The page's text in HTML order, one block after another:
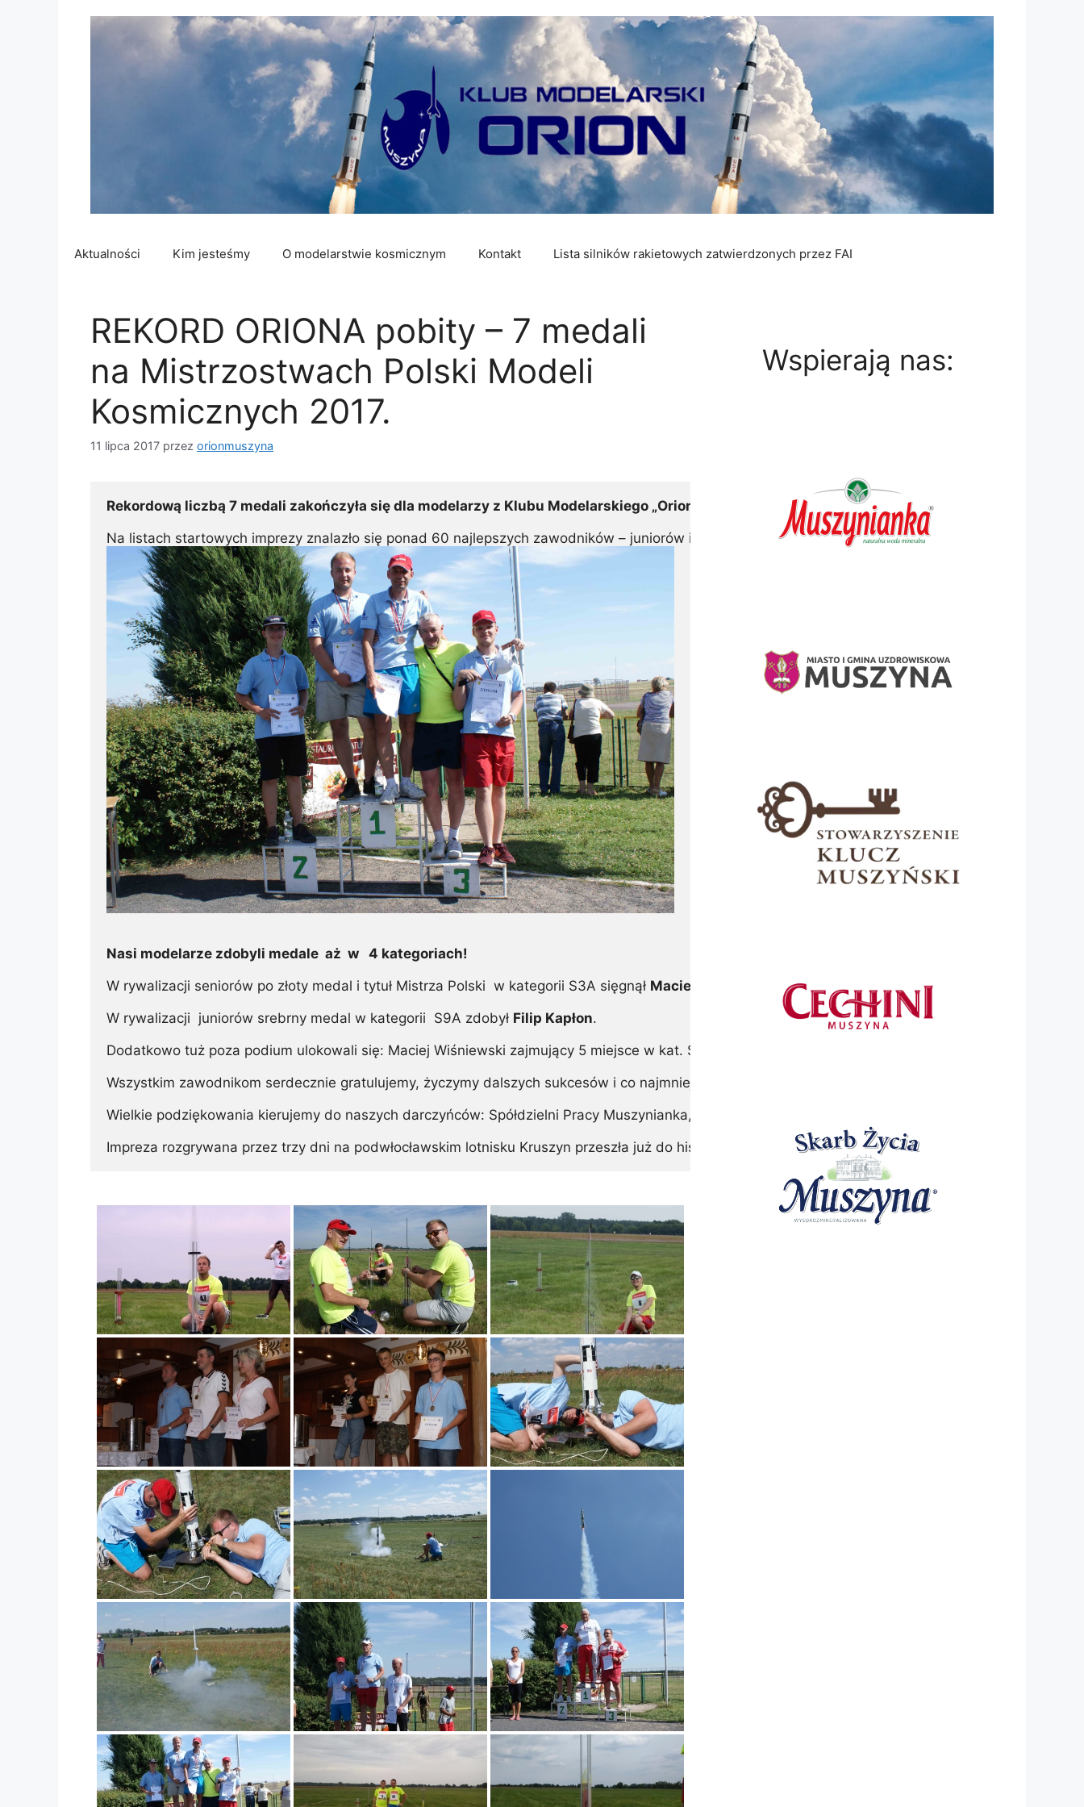
Aktualności Kim jesteśmy O modelarstwie kosmicznym Kontakt Lista silników rakietowych zatwierdzonych przez FAI
REKORD ORIONA pobity – 7 medali
na Mistrzostwach Polski Modeli
Kosmicznych 2017.
11 lipca 2017 przez orionmuszyna
Rekordową liczbą 7 medali zakończyła się dla modelarzy z Klubu Modelarskiego „Orion” w Muszynie rywalizacja sportowa w ramach jednej
Na listach startowych imprezy znalazło się ponad 60 najlepszych zawodników – juniorów i seniorów z całej Polski, w tym drużyna muszyńskiego
Nasi modelarze zdobyli medale  aż  w   4 kategoriach!
W rywalizacji seniorów po złoty medal i tytuł Mistrza Polski  w kategorii S3A sięgnął Maciej
. Trzykrotnie na podium stanął
W rywalizacji  juniorów srebrny medal w kategorii  S9A zdobył Filip Kapłon.
Dodatkowo tuż poza podium ulokowali się: Maciej Wiśniewski zajmujący 5 miejsce w kat. S6A,  Maciej Paluszek 5 miejsce w kat. S1B i Filip Kapłon
Wszystkim zawodnikom serdecznie gratulujemy, życzymy dalszych sukcesów i co najmniej tak udanych startów.
Wielkie podziękowania kierujemy do naszych darczyńców: Spółdzielni Pracy Muszynianka, firmy Wofil i Urzędu  Miasta i Gminy Uzdrowiskowej
Impreza rozgrywana przez trzy dni na podwłocławskim lotnisku Kruszyn przeszła już do historii, jednakże w  ponad 50-letniej tradycji muszyńskiego
Wspierają nas: